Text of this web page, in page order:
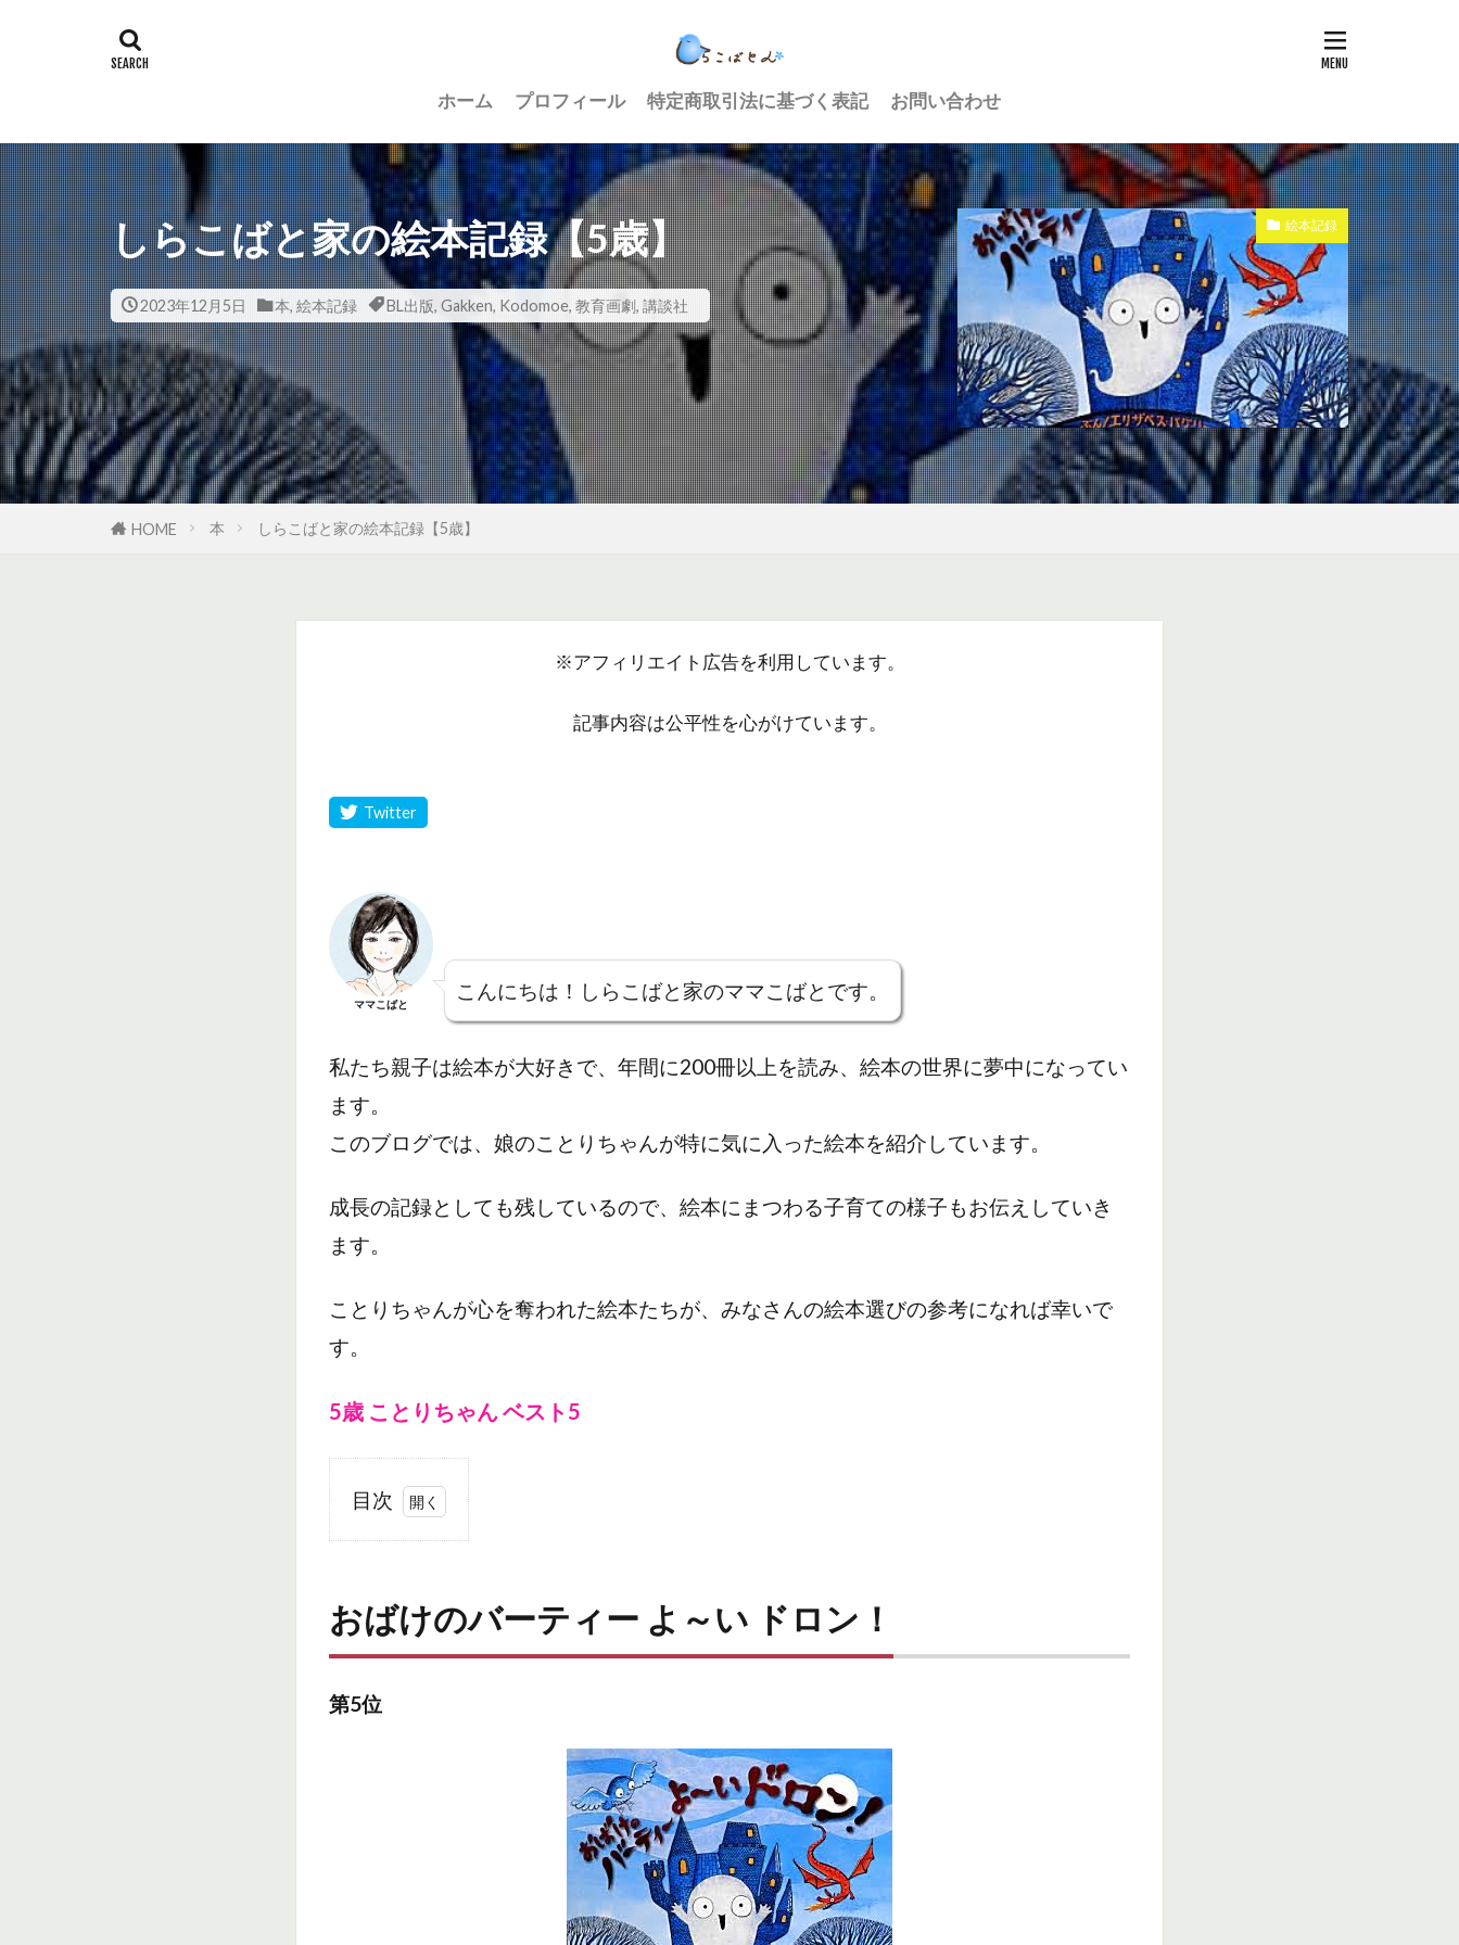
ホーム プロフィール 特定商取引法に基づく表記 お問い合わせ
しらこばと家の絵本記録【5歳】
2023年12月5日 本, 絵本記録 BL出版, Gakken, Kodomoe, 教育画劇, 講談社
絵本記録
HOME 本 しらこばと家の絵本記録【5歳】
※アフィリエイト広告を利用しています。
記事内容は公平性を心がけています。
ママこばと
こんにちは！しらこばと家のママこばとです。
私たち親子は絵本が大好きで、年間に200冊以上を読み、絵本の世界に夢中になってい
ます。
このブログでは、娘のことりちゃんが特に気に入った絵本を紹介しています。
成長の記録としても残しているので、絵本にまつわる子育ての様子もお伝えしていき
ます。
ことりちゃんが心を奪われた絵本たちが、みなさんの絵本選びの参考になれば幸いで
す。
5歳 ことりちゃん ベスト5
目次
1
バー
よ～
おばけのバーティー よ～い ドロン！
第5位